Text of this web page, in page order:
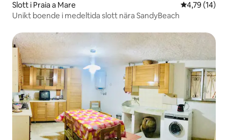
Slott i Praia a Mare 4,79 av 5 i
4,79 (14)
Unikt boende i medeltida slott nära SandyBeach